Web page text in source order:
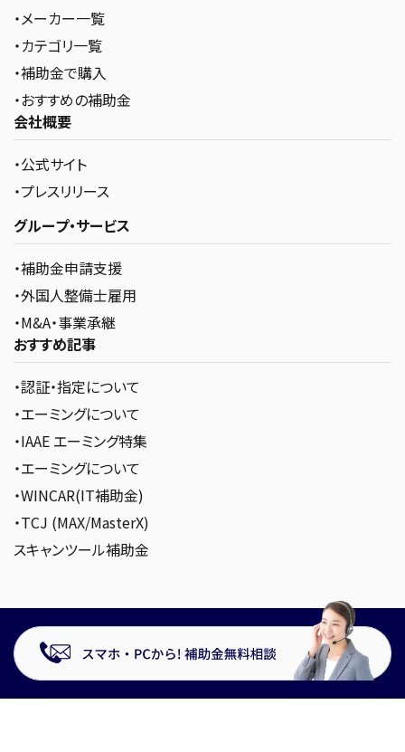
・メーカー一覧
・カテゴリ一覧
・補助金で購入
・おすすめの補助金
会社概要
・公式サイト
・プレスリリース
グループ・サービス
・補助金申請支援
・外国人整備士雇用
・M&A・事業承継
おすすめ記事
・認証・指定について
・エーミングについて
・IAAE エーミング特集
・エーミングについて
・WINCAR(IT補助金)
・TCJ (MAX/MasterX)
スキャンツール補助金